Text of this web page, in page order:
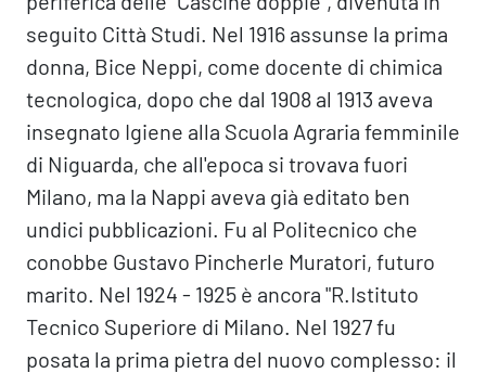
seguito Città Studi. Nel 1916 assunse la prima
donna, Bice Neppi, come docente di chimica
tecnologica, dopo che dal 1908 al 1913 aveva
insegnato Igiene alla Scuola Agraria femminile
di Niguarda, che all'epoca si trovava fuori
Milano, ma la Nappi aveva già editato ben
undici pubblicazioni. Fu al Politecnico che
conobbe Gustavo Pincherle Muratori, futuro
marito. Nel 1924 - 1925 è ancora "R.Istituto
Tecnico Superiore di Milano. Nel 1927 fu
posata la prima pietra del nuovo complesso: il